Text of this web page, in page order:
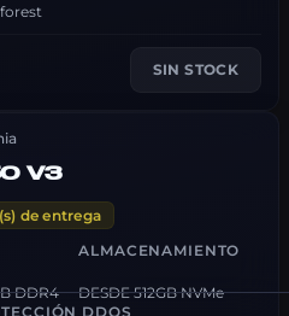
SIN STOCK
V3
de entrega
DDR4
ALMACENAMIENTO
DESDE 512GB NVMe
DDOS